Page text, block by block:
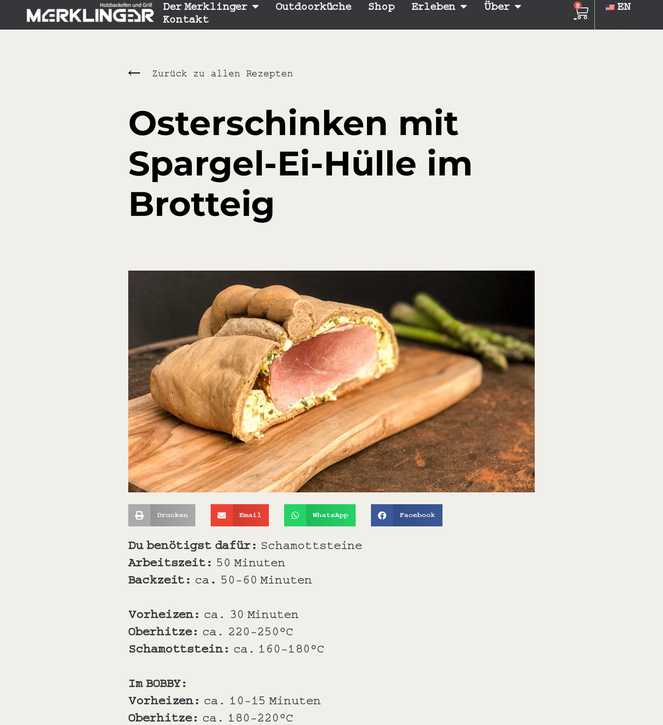
Der Merklinger Outdoorküche Shop Erleben
Über
Kontakt
0 EN
Zurück zu allen Rezepten
Osterschinken mit
Spargel-Ei-Hülle im
Brotteig
Drucken Email WhatsApp Facebook
Du benötigst dafür: Schamottsteine
Arbeitszeit: 50 Minuten
Backzeit: ca . 50-60 Minuten
Vorheizen: ca. 30 Minuten
Oberhitze: ca. 220-250°C
Schamottstein: ca. 160-180°C
Im BOBBY:
Vorheizen: ca. 10-15 Minuten
Oberhitze: ca. 180-220°C